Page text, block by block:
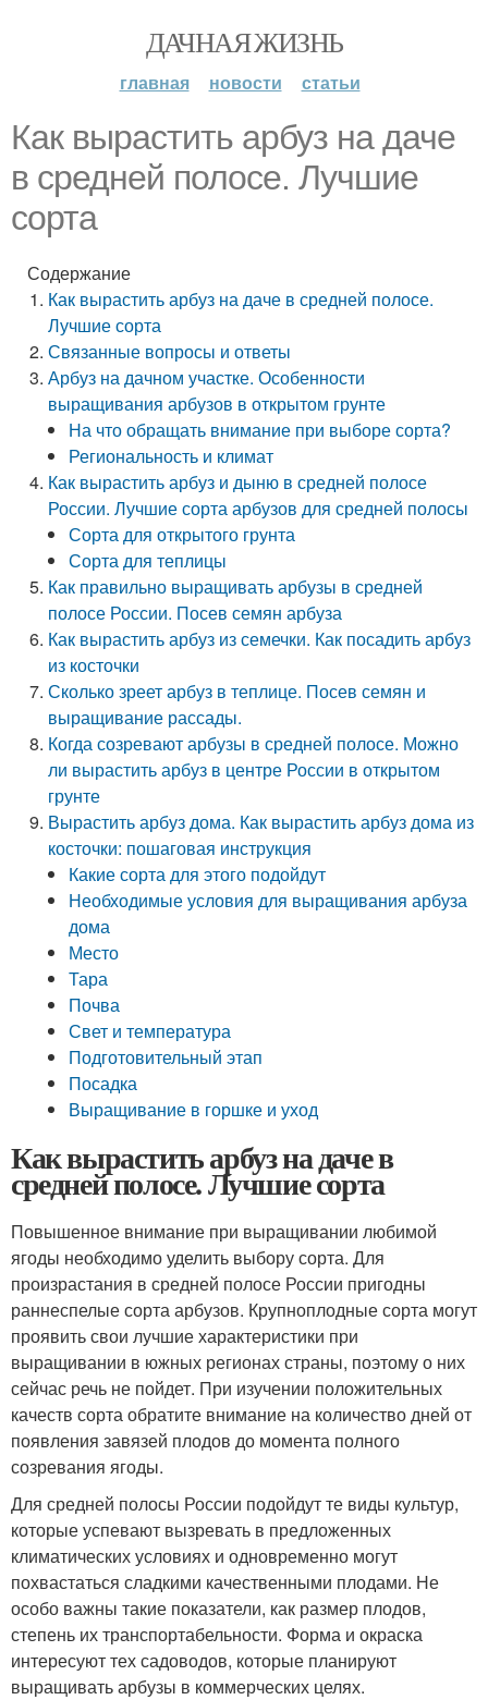
ДАЧНАЯ ЖИЗНЬ
главная новости статьи
Как вырастить арбуз на даче
в средней полосе. Лучшие
сорта
Содержание
Как вырастить арбуз на даче в средней полосе.
Лучшие сорта
Связанные вопросы и ответы
Арбуз на дачном участке. Особенности
выращивания арбузов в открытом грунте
На что обращать внимание при выборе сорта?
Региональность и климат
Как вырастить арбуз и дыню в средней полосе
России. Лучшие сорта арбузов для средней полосы
Сорта для открытого грунта
Сорта для теплицы
Как правильно выращивать арбузы в средней
полосе России. Посев семян арбуза
Как вырастить арбуз из семечки. Как посадить арбуз
из косточки
Сколько зреет арбуз в теплице. Посев семян и
выращивание рассады.
Когда созревают арбузы в средней полосе. Можно
ли вырастить арбуз в центре России в открытом
грунте
Вырастить арбуз дома. Как вырастить арбуз дома из
косточки: пошаговая инструкция
Какие сорта для этого подойдут
Необходимые условия для выращивания арбуза
дома
Место
Тара
Почва
Свет и температура
Подготовительный этап
Посадка
Выращивание в горшке и уход
Как вырастить арбуз на даче в
средней полосе. Лучшие сорта
Повышенное внимание при выращивании любимой
ягоды необходимо уделить выбору сорта. Для
произрастания в средней полосе России пригодны
раннеспелые сорта арбузов. Крупноплодные сорта могут
проявить свои лучшие характеристики при
выращивании в южных регионах страны, поэтому о них
сейчас речь не пойдет. При изучении положительных
качеств сорта обратите внимание на количество дней от
появления завязей плодов до момента полного
созревания ягоды.
Для средней полосы России подойдут те виды культур,
которые успевают вызревать в предложенных
климатических условиях и одновременно могут
похвастаться сладкими качественными плодами. Не
особо важны такие показатели, как размер плодов,
степень их транспортабельности. Форма и окраска
интересуют тех садоводов, которые планируют
выращивать арбузы в коммерческих целях.